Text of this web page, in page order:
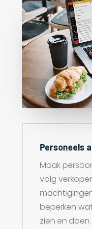
Personeels
Maak
volg
beperken
zien en doen.